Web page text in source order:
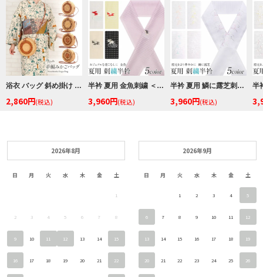
浴衣 バッグ 斜め掛け かご巾着 浴衣 バッグ レディース 和柄 黒かご 茶かご 浴衣バッグ 浴衣バック かごバック カゴ 籠 巾着 ベトナムバッグ
2,860円(税込)
半衿 夏用 金魚刺繍 ＜全5色／金魚＞ 日本製 ポリエステル100％
3,960円(税込)
半衿 夏用 鱗に露芝刺繍 ＜全5色／鱗に露芝＞ 日本製 ポリエステル100％
3,960円(税込)
2026年8月
日 月 火 水 木 金 土
1
2 3 4 5 6 7 8
9 10 11 12 13 14 15
16 17 18 19 20 21 22
2026年9月
日 月 火 水 木 金 土
1 2 3 4 5
6 7 8 9 10 11 12
13 14 15 16 17 18 19
20 21 22 23 24 25 26